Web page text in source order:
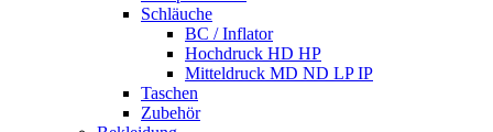
Schläuche
BC / Inflator
Hochdruck HD HP
Mitteldruck MD ND LP IP
Taschen
Zubehör